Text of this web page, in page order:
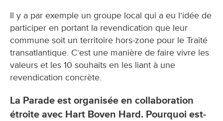
Il y a par exemple un groupe local qui a eu l’idée de
participer en portant la revendication que leur
commune soit un territoire hors-zone pour le Traité
transatlantique. C’est une manière de faire vivre les
valeurs et les 10 souhaits en les liant à une
revendication concrète.
La Parade est organisée en collaboration
étroite avec Hart Boven Hard. Pourquoi est-